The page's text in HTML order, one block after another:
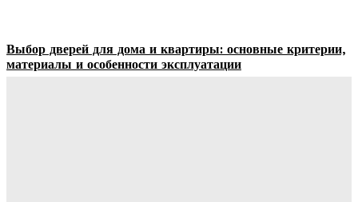
Выбор дверей для дома и квартиры: основные критерии,
материалы и особенности эксплуатации